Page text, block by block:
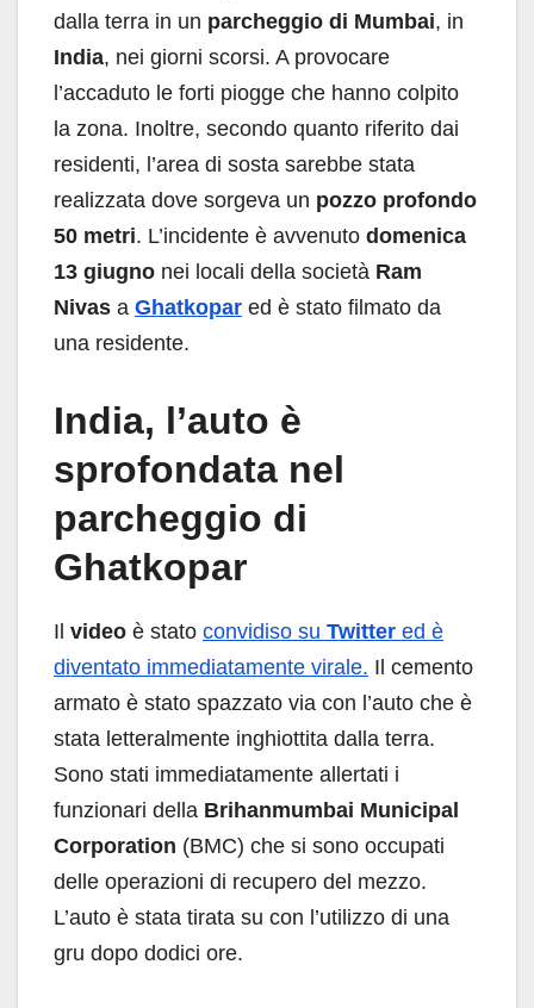
dalla terra in un parcheggio di Mumbai, in
India, nei giorni scorsi. A provocare
l’accaduto le forti piogge che hanno colpito
la zona. Inoltre, secondo quanto riferito dai
residenti, l’area di sosta sarebbe stata
realizzata dove sorgeva un pozzo profondo
50 metri. L’incidente è avvenuto domenica
13 giugno nei locali della società Ram
Nivas a Ghatkopar ed è stato filmato da
una residente.
India, l’auto è
sprofondata nel
parcheggio di
Ghatkopar
Il video è stato convidiso su Twitter ed è
diventato immediatamente virale. Il cemento
armato è stato spazzato via con l’auto che è
stata letteralmente inghiottita dalla terra.
Sono stati immediatamente allertati i
funzionari della Brihanmumbai Municipal
Corporation (BMC) che si sono occupati
delle operazioni di recupero del mezzo.
L’auto è stata tirata su con l’utilizzo di una
gru dopo dodici ore.